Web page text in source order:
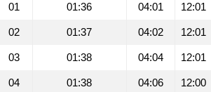
01 01:36 04:01 12:01
02 01:37 04:02 12:01
03 01:38 04:04 12:01
04 01:38 04:06 12:00